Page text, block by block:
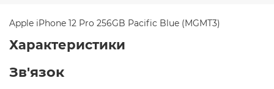
Apple iPhone 12 Pro 256GB Pacific Blue (MGMT3)
Характеристики
Зв'язок